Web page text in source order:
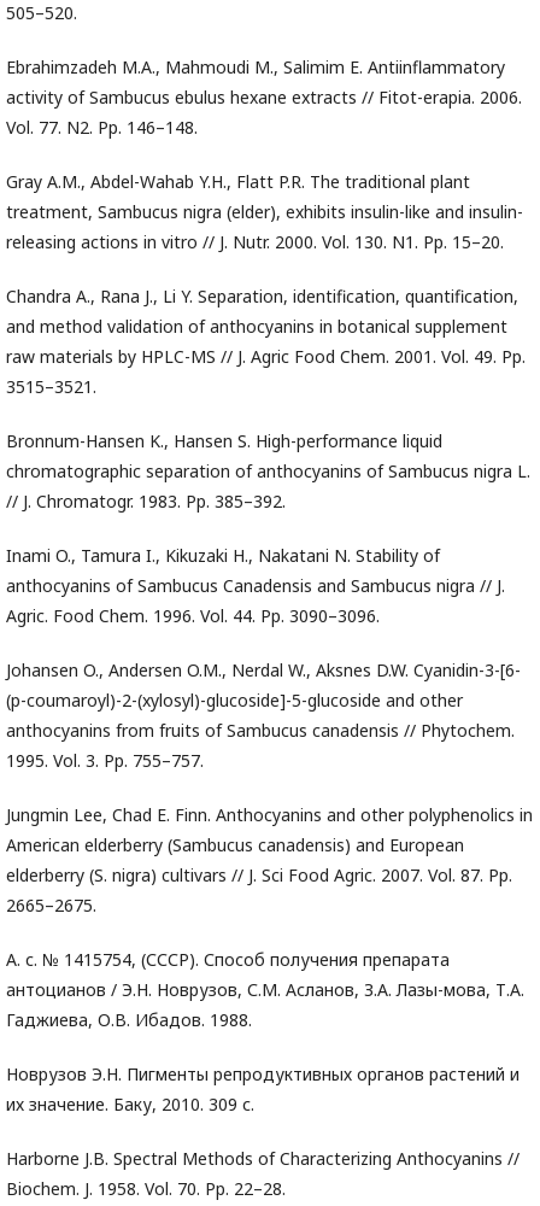
505–520.
Ebrahimzadeh M.A., Mahmoudi M., Salimim E. Antiinflammatory
activity of Sambucus ebulus hexane extracts // Fitot-erapia. 2006.
Vol. 77. N2. Pp. 146–148.
Gray A.M., Abdel-Wahab Y.H., Flatt P.R. The traditional plant
treatment, Sambucus nigra (elder), exhibits insulin-like and insulin-
releasing actions in vitro // J. Nutr. 2000. Vol. 130. N1. Pp. 15–20.
Chandra A., Rana J., Li Y. Separation, identification, quantification,
and method validation of anthocyanins in botanical supplement
raw materials by HPLC-MS // J. Agric Food Chem. 2001. Vol. 49. Pp.
3515–3521.
Bronnum-Hansen K., Hansen S. High-performance liquid
chromatographic separation of anthocyanins of Sambucus nigra L.
// J. Chromatogr. 1983. Pp. 385–392.
Inami O., Tamura I., Kikuzaki H., Nakatani N. Stability of
anthocyanins of Sambucus Canadensis and Sambucus nigra // J.
Agric. Food Chem. 1996. Vol. 44. Pp. 3090–3096.
Johansen O., Andersen O.M., Nerdal W., Aksnes D.W. Cyanidin-3-[6-
(p-coumaroyl)-2-(xylosyl)-glucoside]-5-glucoside and other
anthocyanins from fruits of Sambucus canadensis // Phytochem.
1995. Vol. 3. Pp. 755–757.
Jungmin Lee, Chad E. Finn. Anthocyanins and other polyphenolics in
American elderberry (Sambucus canadensis) and European
elderberry (S. nigra) cultivars // J. Sci Food Agric. 2007. Vol. 87. Pp.
2665–2675.
А. с. № 1415754, (СССР). Способ получения препарата
антоцианов / Э.Н. Новрузов, С.М. Асланов, З.А. Лазы-мова, Т.А.
Гаджиева, О.В. Ибадов. 1988.
Новрузов Э.Н. Пигменты репродуктивных органов растений и
их значение. Баку, 2010. 309 с.
Harborne J.B. Spectral Methods of Characterizing Anthocyanins //
Biochem. J. 1958. Vol. 70. Pp. 22–28.